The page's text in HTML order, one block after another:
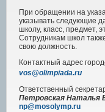
При обращении на
указывать следующие
школу, класс, предмет,
Сотрудникам школ
свою должность.
Контактный адрес
vos@olimpiada.ru
Ответственный
Петровская Наталья
np@mosolymp.ru